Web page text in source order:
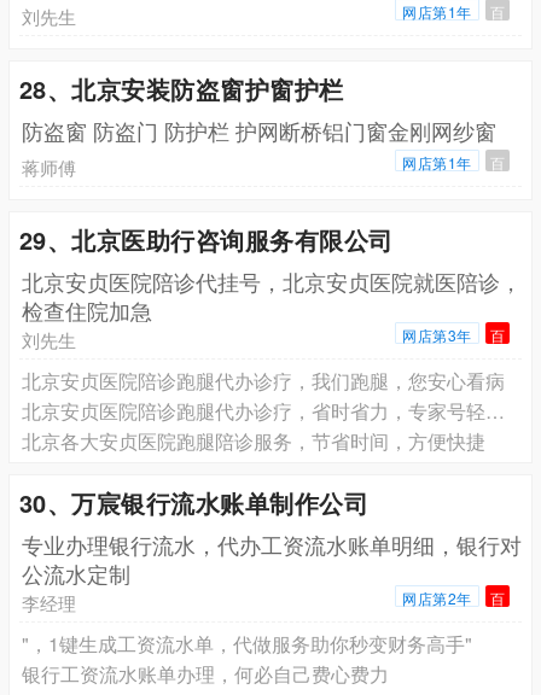
刘先生 网店第1年 百
28、北京安装防盗窗护窗护栏
防盗窗 防盗门 防护栏 护网断桥铝门窗金刚网纱窗
蒋师傅 网店第1年 百
29、北京医助行咨询服务有限公司
北京安贞医院陪诊代挂号，北京安贞医院就医陪诊，
检查住院加急
刘先生 网店第3年 百
北京安贞医院陪诊跑腿代办诊疗，我们跑腿，您安心看病
北京安贞医院陪诊跑腿代办诊疗，省时省力，专家号轻松看
北京各大安贞医院跑腿陪诊服务，节省时间，方便快捷
30、万宸银行流水账单制作公司
专业办理银行流水，代办工资流水账单明细，银行对
公流水定制
李经理 网店第2年 百
"，1键生成工资流水单，代做服务助你秒变财务高手"
银行工资流水账单办理，何必自己费心费力